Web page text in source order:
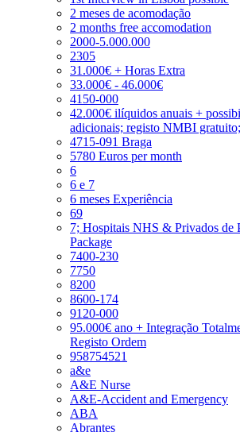
2 meses de acomodação
2 months free accomodation
2000-5.000.000
2305
31.000€ + Horas Extra
33.000€ - 46.000€
4150-000
42.000€ ilíquidos anuais +
adicionais; registo NMBI
4715-091 Braga
5780 Euros per month
6
6 e 7
6 meses Experiência
69
7; Hospitais NHS & Privados de
Package
7400-230
7750
8200
8600-174
9120-000
95.000€ ano + Integração
Registo Ordem
958754521
a&e
A&E Nurse
A&E-Accident and Emergency
ABA
Abrantes